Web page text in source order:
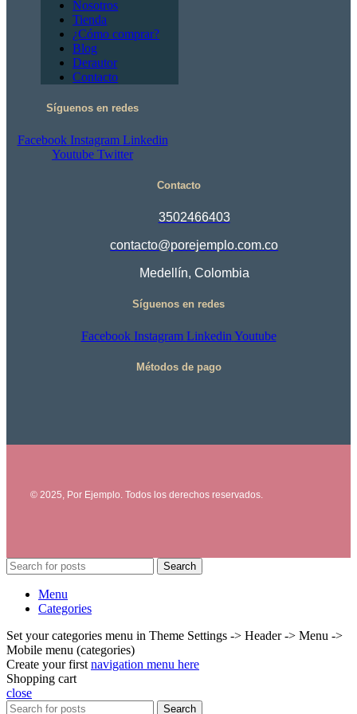
Nosotros
Tienda
¿Cómo comprar?
Blog
Derautor
Contacto
Síguenos en redes
Facebook Instagram Linkedin
Youtube Twitter
Contacto
3502466403
contacto@porejemplo.com.co
Medellín, Colombia
Síguenos en redes
Facebook Instagram Linkedin Youtube
Métodos de pago
© 2025, Por Ejemplo. Todos los derechos reservados.
Search
Menu
Categories
Set your categories menu in Theme Settings -> Header -> Menu ->
Mobile menu (categories)
Create your first navigation menu here
Shopping cart
close
Search